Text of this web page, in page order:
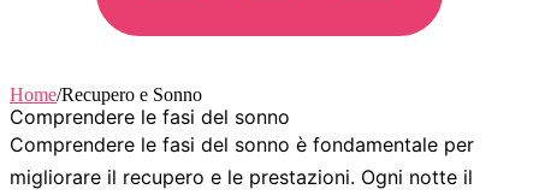
Home/Recupero e Sonno
Comprendere le fasi del sonno
Comprendere le fasi del sonno è fondamentale per
migliorare il recupero e le prestazioni. Ogni notte il